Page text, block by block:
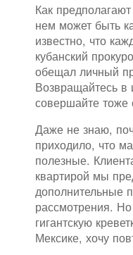
Как
нем может быть
известно, что
кубанский
обещал личный
Возвращайтесь в
совершайте тоже
Даже не знаю,
приходило, что
полезные.
квартирой мы
дополнительные
рассмотрения.
гигантскую
Мексике, хочу